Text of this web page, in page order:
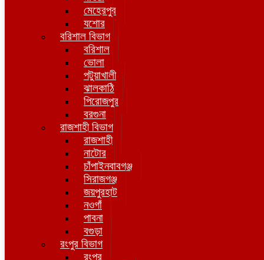
মেহেরপুর
যশোর
বরিশাল বিভাগ
বরিশাল
ভোলা
পটুয়াখালী
ঝালকাঠি
পিরোজপুর
বরগুনা
রাজশাহী বিভাগ
রাজশাহী
নাটোর
চাঁপাইনবাবগঞ্জ
সিরাজগঞ্জ
জয়পুরহাট
নওগাঁ
পাবনা
বগুড়া
রংপুর বিভাগ
রংপুর